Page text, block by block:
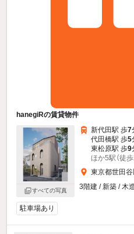
hanegiRの賃貸物件
すべての写真
新代田駅 歩7
代田橋駅 歩5
東松原駅 歩9
ほか5駅（徒
東京都世田
3階建 / 新築 / 木
駐車場あり